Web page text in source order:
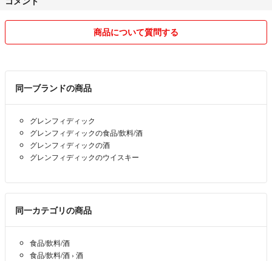
商品について質問する
同一ブランドの商品
グレンフィディック
グレンフィディックの食品/飲料/酒
グレンフィディックの酒
グレンフィディックのウイスキー
同一カテゴリの商品
食品/飲料/酒
食品/飲料/酒 › 酒